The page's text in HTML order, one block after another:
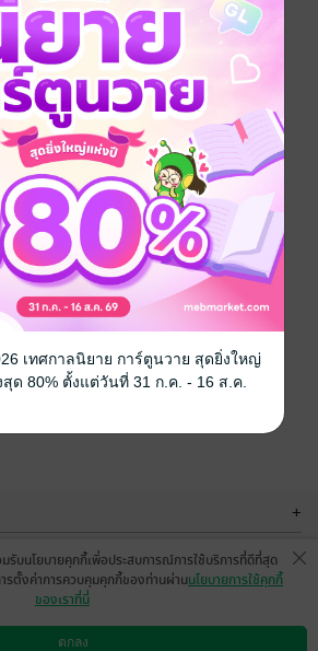
+
+
รับนโยบายคุกกี้เพื่อประสบการณ์การใช้บริการที่ดีที่สุด
รตั้งค่าการควบคุมคุกกี้ของท่านผ่านนโยบายการใช้คุกกี้
ของเราที่นี่
ตกลง
เทศกาลนิยาย การ์ตูนวาย สุดยิ่งใหญ่
ด 80% ตั้งแต่วันที่ 31 ก.ค. - 16 ส.ค.